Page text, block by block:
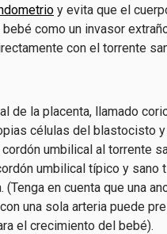
y evita que el
bebé como un invasor
con el torrente
de la placenta, llamado
células del blastocisto
umbilical al torrente
umbilical típico y sano
(Tenga en cuenta que una
una sola arteria puede
el crecimiento del bebé).